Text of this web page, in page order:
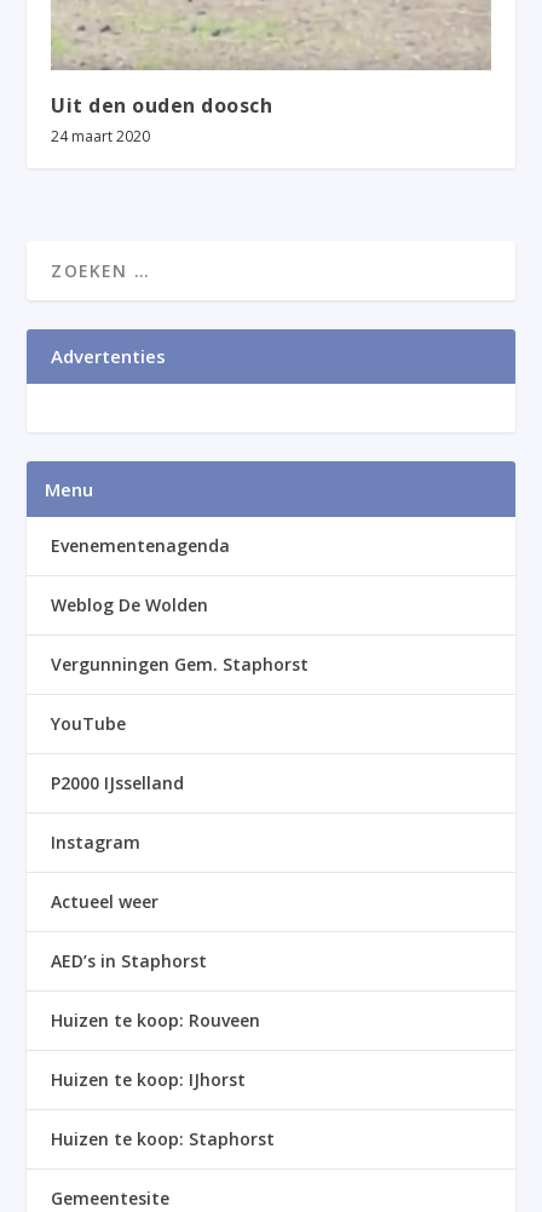
Uit den ouden doosch
24 maart 2020
Advertenties
Menu
Evenementenagenda
Weblog De Wolden
Vergunningen Gem. Staphorst
YouTube
P2000 IJsselland
Instagram
Actueel weer
AED’s in Staphorst
Huizen te koop: Rouveen
Huizen te koop: IJhorst
Huizen te koop: Staphorst
Gemeentesite